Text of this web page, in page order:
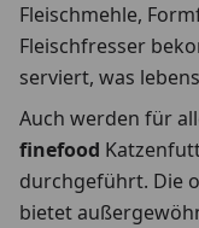
Fleischmehle,
Fleischfresser
serviert, was
Auch werden für
finefood
durchgeführt. Die
bietet